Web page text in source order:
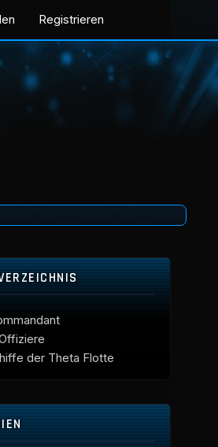
Registrieren
der Theta Flotte